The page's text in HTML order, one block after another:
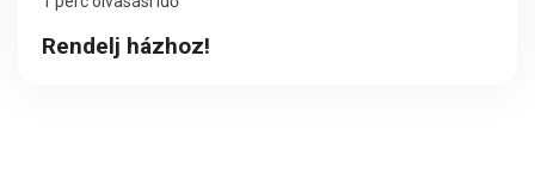
Rendelj házhoz!